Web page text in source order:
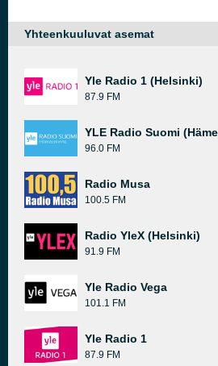
Yhteenkuuluvat asemat
Yle Radio 1 (Helsinki)
87.9 FM
YLE Radio Suomi
96.0 FM
Radio Musa
100.5 FM
Radio YleX (Helsinki)
91.9 FM
Yle Radio Vega
101.1 FM
Yle Radio 1
87.9 FM